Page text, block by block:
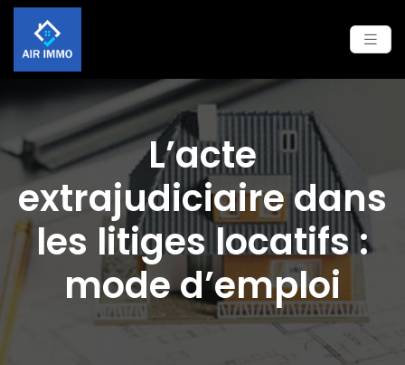
L’acte
extrajudiciaire dans
les litiges locatifs :
mode d’emploi